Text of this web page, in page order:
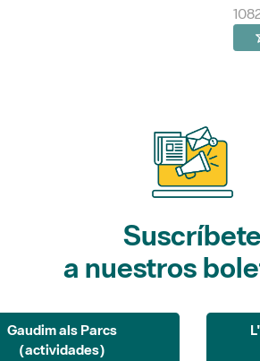
Suscríbete
a nuestros
Gaudim als Parcs
(actividades)